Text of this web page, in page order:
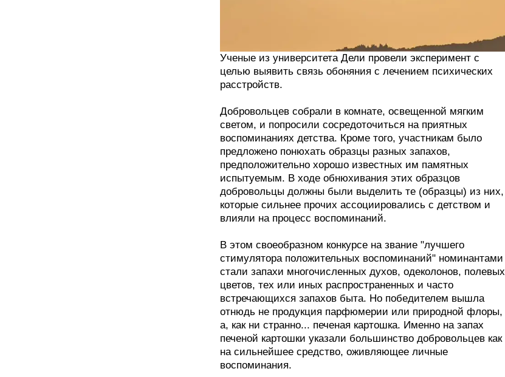
Ученые из университета Дели провели эксперимент с
целью выявить связь обоняния с лечением психических
расстройств.
Добровольцев собрали в комнате, освещенной мягким
светом, и попросили сосредоточиться на приятных
воспоминаниях детства. Кроме того, участникам было
предложено понюхать образцы разных запахов,
предположительно хорошо известных им памятных
испытуемым. В ходе обнюхивания этих образцов
добровольцы должны были выделить те (образцы) из них,
которые сильнее прочих ассоциировались с детством и
влияли на процесс воспоминаний.
В этом своеобразном конкурсе на звание "лучшего
стимулятора положительных воспоминаний" номинантами
стали запахи многочисленных духов, одеколонов, полевых
цветов, тех или иных распространенных и часто
встречающихся запахов быта. Но победителем вышла
отнюдь не продукция парфюмерии или природной флоры,
а, как ни странно... печеная картошка. Именно на запах
печеной картошки указали большинство добровольцев как
на сильнейшее средство, оживляющее личные
воспоминания.